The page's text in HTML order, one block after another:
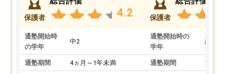
保護者 4.2
通塾開始時
の学年
中2
通塾期間 4ヵ月～1年未満
保護者
通塾開始時の
学年
高3
通塾期間 1～3